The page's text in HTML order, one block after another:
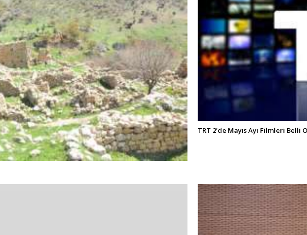
TRT 2’de Mayıs Ayı Filmleri Belli